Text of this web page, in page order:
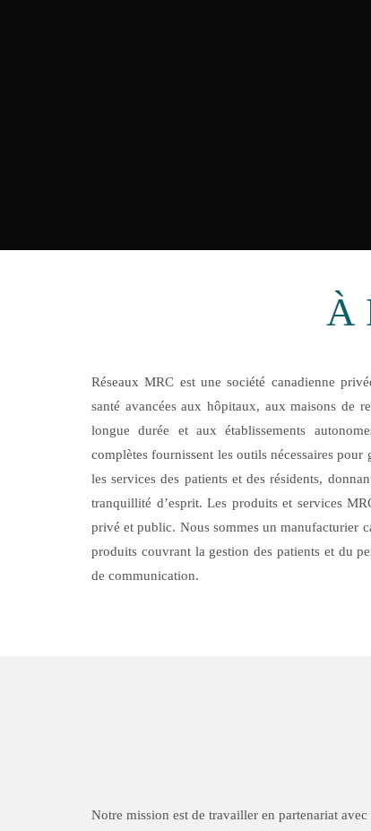
À
Réseaux MRC est une société canadienne
santé avancées aux hôpitaux, aux maisons de
longue durée et aux établissements
complètes fournissent les outils nécessaires pour
les services des patients et des résidents,
tranquillité d’esprit. Les produits et services
privé et public. Nous sommes un manufacturier
produits couvrant la gestion des patients et du
de communication.
Notre mission est de travailler en partenariat